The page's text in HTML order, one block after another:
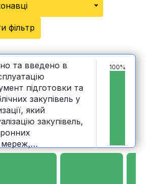
фільтр
підготовки та
закупівель у
який
закупівель,
мереж,
100%